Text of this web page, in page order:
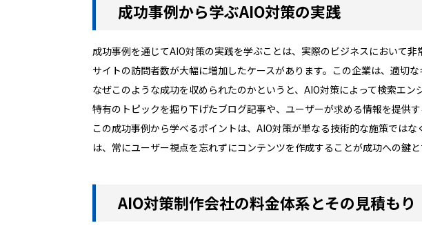
成功事例から学ぶAIO対策の実践
成功事例を通じてAIO対策の実践を学ぶことは、実際のビジネスにおいて
サイトの訪問者数が大幅に増加したケースがあります。この企業は、適切
なぜこのような成功を収められたのかというと、AIO対策によって検索エ
特有のトピックを掘り下げたブログ記事や、ユーザーが求める情報を提供
この成功事例から学べるポイントは、AIO対策が単なる技術的な施策では
は、常にユーザー視点を忘れずにコンテンツを作成することが成功への鍵と
AIO対策制作会社の料金体系とその見積もり